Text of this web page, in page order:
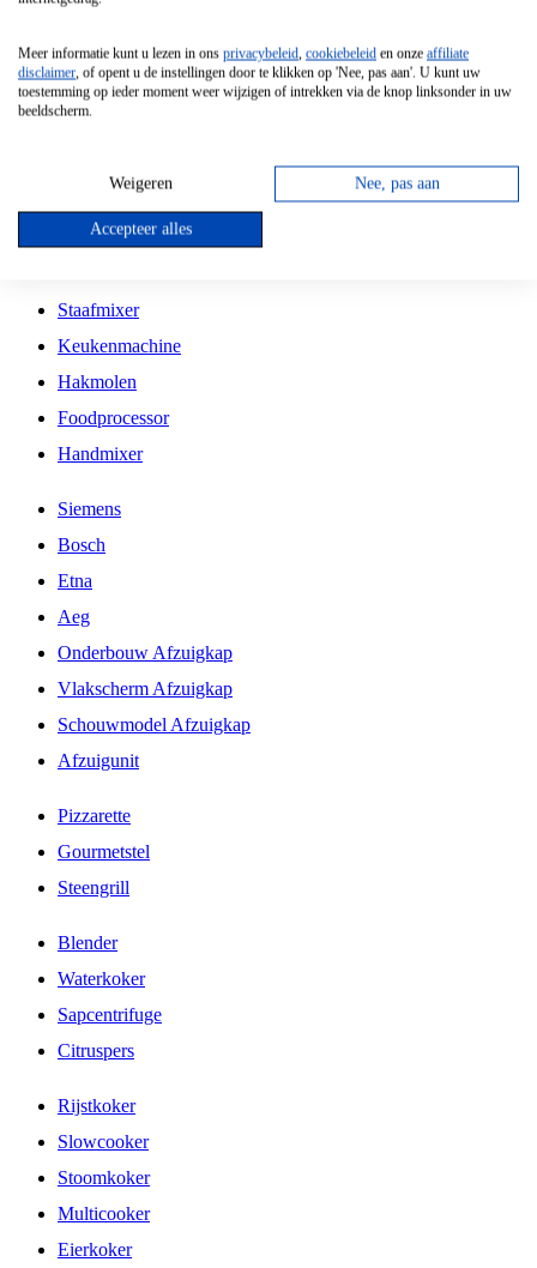
Vrijstaande Magnetron
Vrijstaande Kookplaat
Inbouw Gaskookplaat
Inbouw Keramische Kookplaat
Kookplaat Accessoires
Staafmixer
Keukenmachine
Hakmolen
Foodprocessor
Handmixer
Siemens
Bosch
Etna
Aeg
Onderbouw Afzuigkap
Vlakscherm Afzuigkap
Schouwmodel Afzuigkap
Afzuigunit
Pizzarette
Gourmetstel
Steengrill
Blender
Waterkoker
Sapcentrifuge
Citruspers
Rijstkoker
Slowcooker
Stoomkoker
Multicooker
Eierkoker
Meer informatie kunt u lezen in ons privacybeleid, cookiebeleid en onze affiliate
disclaimer, of opent u de instellingen door te klikken op 'Nee, pas aan'. U kunt uw
toestemming op ieder moment weer wijzigen of intrekken via de knop linksonder in uw
beeldscherm.
Weigeren Nee, pas aan
Accepteer alles